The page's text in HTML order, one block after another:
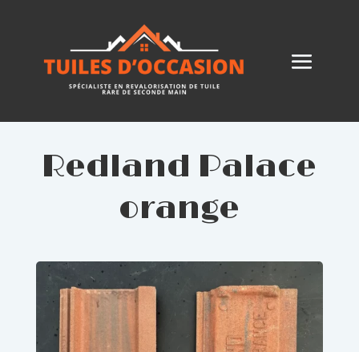
Redland Palace
orange